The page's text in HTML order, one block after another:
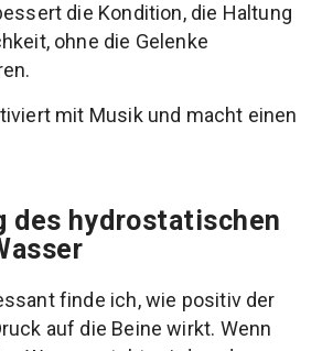
die Kondition, die Haltung
ohne die Gelenke
mit Musik und macht einen
des hydrostatischen
finde ich, wie positiv der
auf die Beine wirkt. Wenn